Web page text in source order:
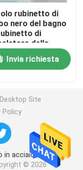
inossidabile
leva
rubinetto di
nero del bagno
di
della
della leva di
inossidabile
Invia richiesta
Desktop Site
Policy
in acciaio
© 2026